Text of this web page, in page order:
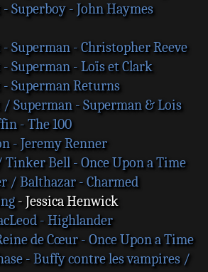
Superboy - John Haymes
Superman - Christopher Reeve
Superman - Loïs et Clark
Superman Returns
Superman - Superman & Lois
- The 100
- Jeremy Renner
Tinker Bell - Once Upon a Time
/ Balthazar - Charmed
- Jessica Henwick
- Highlander
de Cœur - Once Upon a Time
- Buffy contre les vampires /